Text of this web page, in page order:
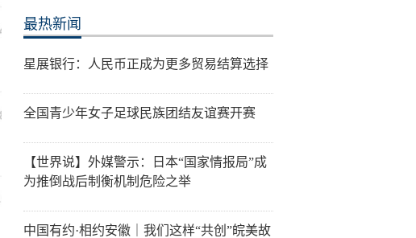
最热新闻
星展银行：人民币正成为更多贸易结算选择
全国青少年女子足球民族团结友谊赛开赛
【世界说】外媒警示：日本“国家情报局”成
为推倒战后制衡机制危险之举
中国有约·相约安徽｜我们这样“共创”皖美故